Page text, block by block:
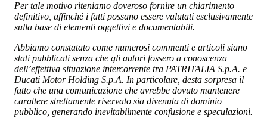
Per tale motivo riteniamo doveroso fornire un chiarimento
definitivo, affinché i fatti possano essere valutati esclusivamente
sulla base di elementi oggettivi e documentabili.
Abbiamo constatato come numerosi commenti e articoli siano
stati pubblicati senza che gli autori fossero a conoscenza
dell’effettiva situazione intercorrente tra PATRITALIA S.p.A. e
Ducati Motor Holding S.p.A. In particolare, desta sorpresa il
fatto che una comunicazione che avrebbe dovuto mantenere
carattere strettamente riservato sia divenuta di dominio
pubblico, generando inevitabilmente confusione e speculazioni.